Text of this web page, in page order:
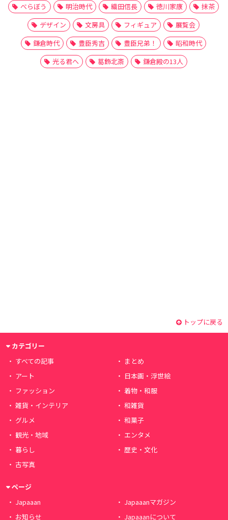
べらぼう
明治時代 織田信長 徳川家康
抹茶
デザイン
文房具 フィギュア
展覧会
鎌倉時代
豊臣秀吉 豊臣兄弟！
昭和時代
光る君へ
葛飾北斎 鎌倉殿の13人
トップに戻る
カテゴリー
すべての記事
まとめ
アート
日本画・浮世絵
ファッション
着物・和服
雑貨・インテリア
和雑貨
グルメ
和菓子
観光・地域
エンタメ
暮らし
歴史・文化
古写真
ページ
Japaaan
Japaaanマガジン
お知らせ
Japaaanについて